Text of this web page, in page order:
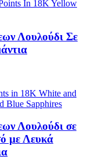
Λουλούδι Σε
Λουλούδι σε
με Λευκά